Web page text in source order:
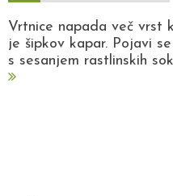
Vrtnice napada več vrst
je šipkov kapar. Pojavi
s sesanjem rastlinskih